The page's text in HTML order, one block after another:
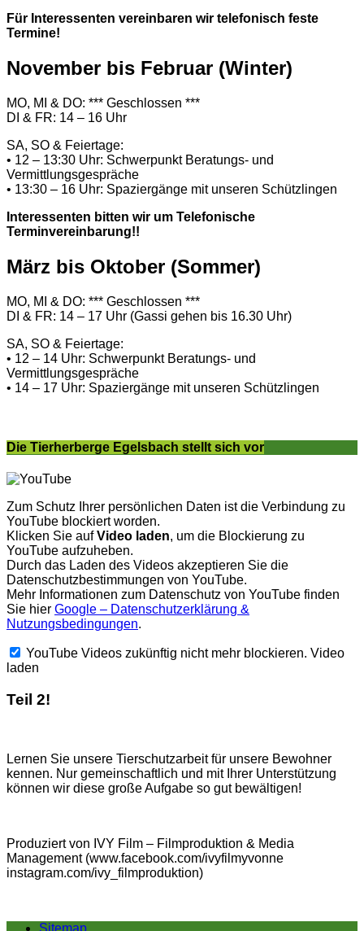
Für Interessenten vereinbaren wir telefonisch feste
Termine!
November bis Februar (Winter)
MO, MI & DO: *** Geschlossen ***
DI & FR: 14 – 16 Uhr
SA, SO & Feiertage:
• 12 – 13:30 Uhr: Schwerpunkt Beratungs- und
Vermittlungsgespräche
• 13:30 – 16 Uhr: Spaziergänge mit unseren Schützlingen
Interessenten bitten wir um Telefonische
Terminvereinbarung!!
März bis Oktober (Sommer)
MO, MI & DO: *** Geschlossen ***
DI & FR: 14 – 17 Uhr (Gassi gehen bis 16.30 Uhr)
SA, SO & Feiertage:
• 12 – 14 Uhr: Schwerpunkt Beratungs- und
Vermittlungsgespräche
• 14 – 17 Uhr: Spaziergänge mit unseren Schützlingen
Die Tierherberge Egelsbach stellt sich vor
Zum Schutz Ihrer persönlichen Daten ist die Verbindung zu
YouTube blockiert worden.
Klicken Sie aufVideo laden, um die Blockierung zu
YouTube aufzuheben.
Durch das Laden des Videos akzeptieren Sie die
Datenschutzbestimmungen von YouTube.
Mehr Informationen zum Datenschutz von YouTube finden
Sie hier Google – Datenschutzerklärung &
Nutzungsbedingungen.
YouTube Videos zukünftig nicht mehr blockieren. Video
laden
Teil 2!
Lernen Sie unsere Tierschutzarbeit für unsere Bewohner
kennen. Nur gemeinschaftlich und mit Ihrer Unterstützung
können wir diese große Aufgabe so gut bewältigen!
Produziert von IVY Film – Filmproduktion & Media
Management (www.facebook.com/ivyfilmyvonne
instagram.com/ivy_filmproduktion)
Sitemap